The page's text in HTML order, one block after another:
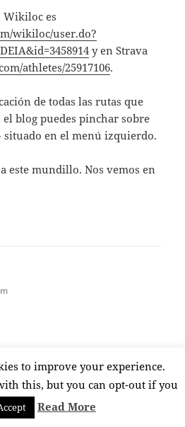
Wikiloc es
wikiloc/user.do?
y en Strava
athletes/25917106.
de todas las rutas que
el blog puedes pinchar sobre
situado en el menú izquierdo.
este mundillo. Nos vemos en
la bici
to improve your experience.
this, but you can opt-out if you
Read More